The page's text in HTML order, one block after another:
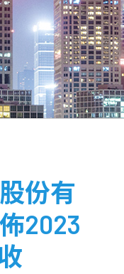
份有
2023